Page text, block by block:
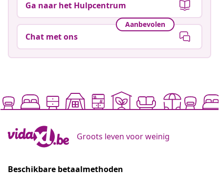
Ga naar het Hulpcentrum
Aanbevolen
Chat met ons
Groots leven voor weinig
Beschikbare betaalmethoden